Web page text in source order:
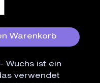
Warenkorb
Wuchs ist ein
verwendet